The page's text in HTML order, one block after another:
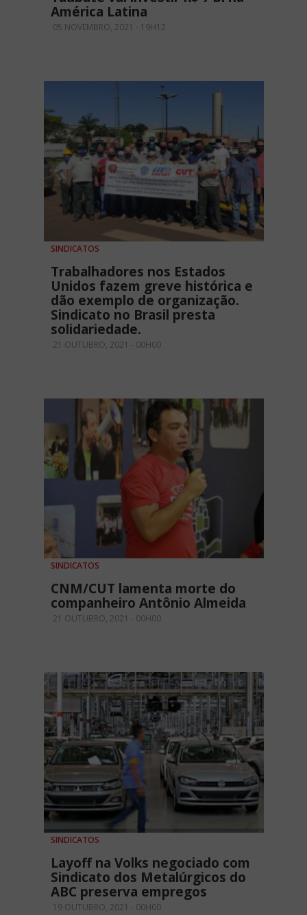
América Latina
05 NOVEMBRO, 2021 - 19H12
SINDICATOS
Trabalhadores nos Estados
Unidos fazem greve histórica e
dão exemplo de organização.
Sindicato no Brasil presta
solidariedade.
21 OUTUBRO, 2021 - 00H00
SINDICATOS
CNM/CUT lamenta morte do
companheiro Antônio Almeida
21 OUTUBRO, 2021 - 00H00
SINDICATOS
Layoff na Volks negociado com
Sindicato dos Metalúrgicos do
ABC preserva empregos
19 OUTUBRO, 2021 - 00H00